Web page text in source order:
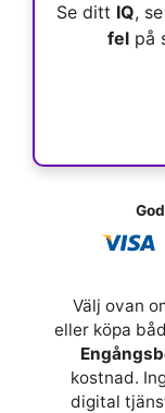
Se ditt IQ,
felpå
Välj ovan
eller köpa
kostnad.
digital